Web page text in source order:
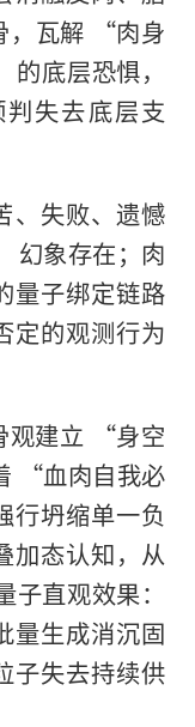
，瓦解 “肉身
底层恐惧，
失去底层支
、失败、遗憾
幻象存在；肉
量子绑定链路
定的观测行为
观建立 “身空
“血肉自我必
坍缩单一负
加态认知，从
直观效果：
量生成消沉固
子失去持续供